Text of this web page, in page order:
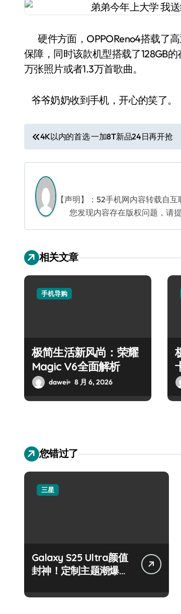
硬件方面，OPPOReno4搭载了高
保障，同时该款机型搭载了128GB
万张照片或者1.3万首歌曲。
爷爷奶奶收到手机，开心的笑了。
文
章
导
航
4K以内的首选 一加8T新品24日再开抢
【声明】：52手机网内容转载自
您发现内容存在版权问题，请
相关文章
手机导购
极简生活新风尚：荣耀
Magic V6全面解析
dawei 8 月 6, 2026
您错过了
三星
Galaxy S25 Ultra颜值
封神！定制主题潮爆